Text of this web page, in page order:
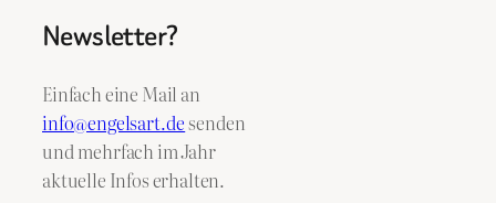
Newsletter?
Einfach eine Mail an
info@engelsart.desenden
und mehrfach im Jahr
aktuelle Infos erhalten.